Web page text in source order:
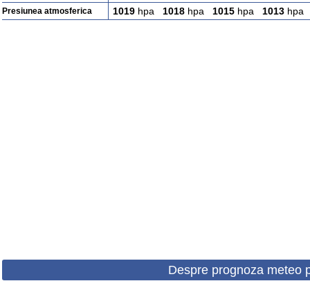
Presiunea atmosferica 1019 hpa 1018 hpa 1015 hpa 1013 hpa
Despre prognoza meteo